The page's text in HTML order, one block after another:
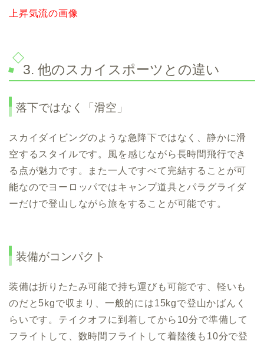
上昇気流の画像
3. 他のスカイスポーツとの違い
落下ではなく「滑空」
スカイダイビングのような急降下ではなく、静かに滑
空するスタイルです。風を感じながら長時間飛行でき
る点が魅力です。また一人ですべて完結することが可
能なのでヨーロッパではキャンプ道具とパラグライダ
ーだけで登山しながら旅をすることが可能です。
装備がコンパクト
装備は折りたたみ可能で持ち運びも可能です、軽いも
のだと5kgで収まり、一般的には15kgで登山かばんく
らいです。テイクオフに到着してから10分で準備して
フライトして、数時間フライトして着陸後も10分で登